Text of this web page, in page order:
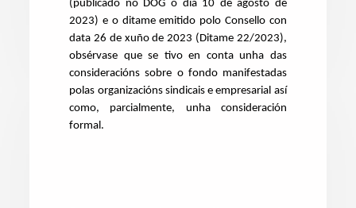
(publicado no DOG o día 10 de agosto de
2023) e o ditame emitido polo Consello con
data 26 de xuño de 2023 (Ditame 22/2023),
obsérvase que se tivo en conta unha das
consideracións sobre o fondo manifestadas
polas organizacións sindicais e empresarial así
como, parcialmente, unha consideración
formal.